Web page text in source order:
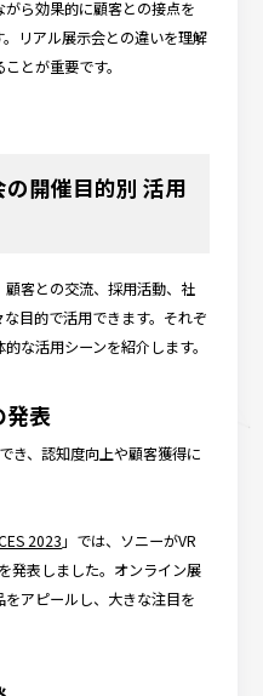
ら効果的に顧客との接点を
リアル展示会との違いを理解
とが重要です。
開催目的別 活用
客との交流、採用活動、社
目的で活用できます。それぞ
な活用シーンを紹介します。
発表
き、認知度向上や顧客獲得に
2023 」では、ソニーがVR
発表しました。オンライン展
アピールし、大きな注目を